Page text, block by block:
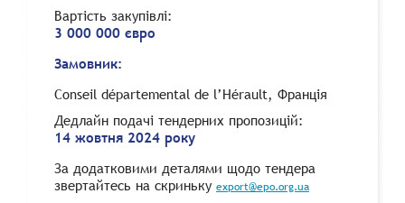
Вартість закупівлі:
3 000 000 євро
Замовник:
Conseil départemental de l’Hérault, Франція
Дедлайн подачі тендерних пропозицій:
14 жовтня 2024 року
За додатковими деталями щодо тендера
звертайтесь на скриньку export@epo.org.ua